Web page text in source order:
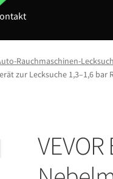
Rauchmaschinen-
zur Lecksuche 1,3–1,6
VEVOR